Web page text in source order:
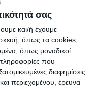
σας
και/ή έχουμε
όπως τα cookies,
όπως μοναδικοί
που
διαφημίσεις
περιεχομένου, έρευνα